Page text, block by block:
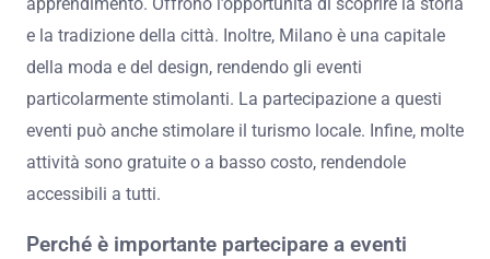
e la tradizione della città. Inoltre, Milano è una capitale
della moda e del design, rendendo gli eventi
particolarmente stimolanti. La partecipazione a questi
eventi può anche stimolare il turismo locale. Infine, molte
attività sono gratuite o a basso costo, rendendole
accessibili a tutti.
Perché è importante partecipare a eventi